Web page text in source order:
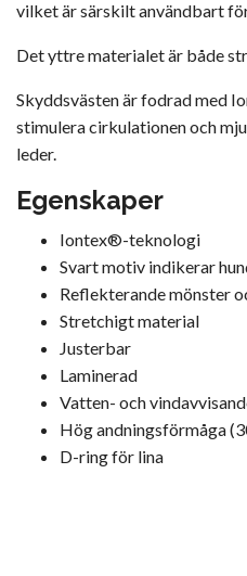
vilket är särskilt användbart
Det yttre materialet är både
Skyddsvästen är fodrad med
stimulera cirkulationen och
leder.
Egenskaper
Iontex®-teknologi
Svart motiv indikerar
Reflekterande mönster
Stretchigt material
Justerbar
Laminerad
Vatten- och
Hög andningsförmåga
D-ring för lina